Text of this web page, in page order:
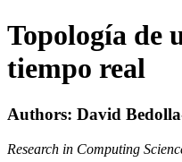
Topología de
tiempo real
Authors: David
Research in Computing